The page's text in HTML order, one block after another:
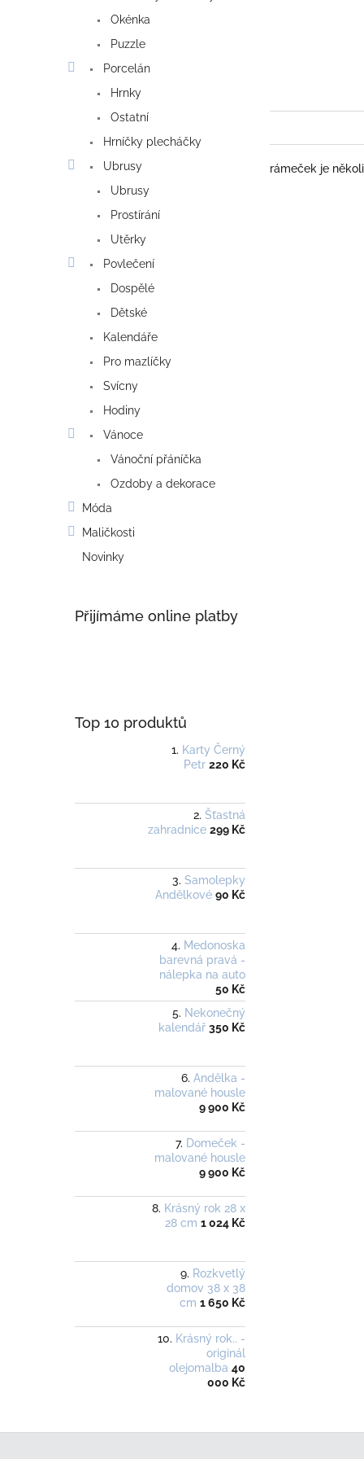
Okénka
Puzzle
Porcelán
Hrnky
Ostatní
Hrníčky plecháčky
Ubrusy
Ubrusy
Prostírání
Utěrky
Povlečení
Dospělé
Dětské
Kalendáře
Pro mazlíčky
Svícny
Hodiny
Vánoce
Vánoční přáníčka
Ozdoby a dekorace
Móda
Maličkosti
Novinky
Přijímáme online platby
Top 10 produktů
Karty Černý
Petr 220 Kč
Šťastná
zahradnice 299 Kč
Samolepky
Andělkové 90 Kč
Medonoska
barevná pravá -
nálepka na auto
50 Kč
Nekonečný
kalendář 350 Kč
Andělka -
malované housle
9 900 Kč
Domeček -
malované housle
9 900 Kč
Krásný rok 28 x
28 cm 1 024 Kč
Rozkvetlý
domov 38 x 38
cm 1 650 Kč
Krásný rok.. -
originál
olejomalba 40
000 Kč
rámeček je